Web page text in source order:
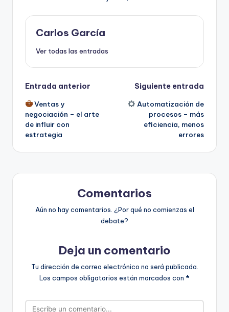
Carlos García
Ver todas las entradas
Navegación
de
entradas
Entrada anterior
Ventas y
negociación – el arte
de influir con
estrategia
Siguiente entrada
Automatización de
procesos – más
eficiencia, menos
errores
Comentarios
Aún no hay comentarios. ¿Por qué no comienzas el
debate?
Deja un comentario
Tu dirección de correo electrónico no será publicada.
Los campos obligatorios están marcados con *